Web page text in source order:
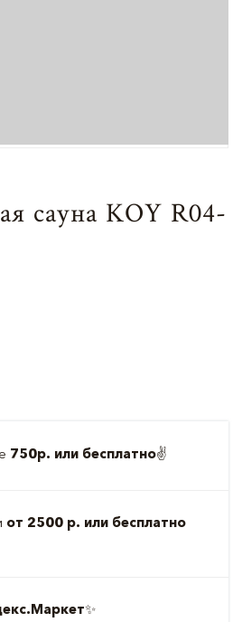
сауна KOY R04-
750р. или бесплатно✌️
от 2500 р. или бесплатно
✨